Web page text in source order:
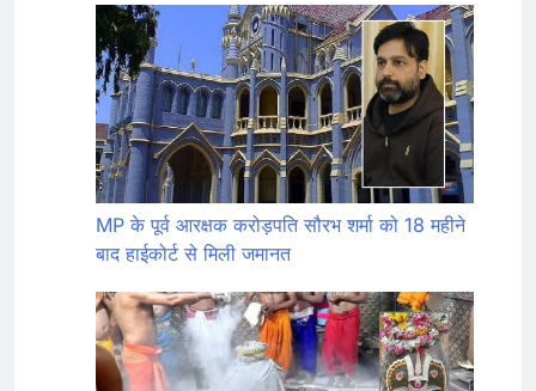
MP के पूर्व आरक्षक करोड़पति सौरभ शर्मा को 18 महीने
बाद हाईकोर्ट से मिली जमानत